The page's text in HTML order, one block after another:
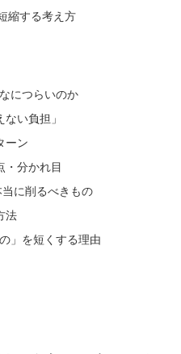
縮する考え方
につらいのか
い負担」
ーン
・分かれ目
に削るべきもの
法
」を短くする理由